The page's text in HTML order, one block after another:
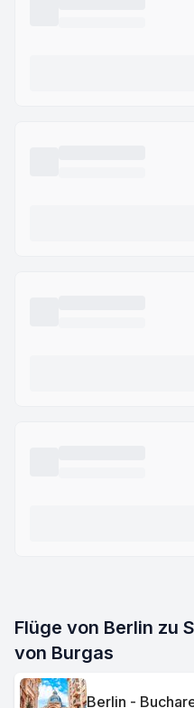
Flüge von Berlin zu
von Burgas
Berlin -